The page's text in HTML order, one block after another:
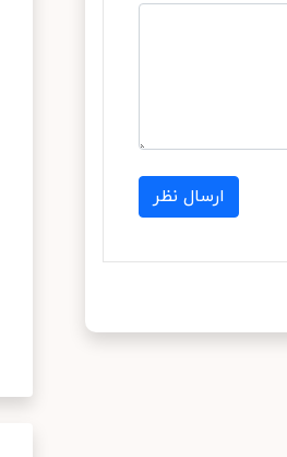
ارسال نظر